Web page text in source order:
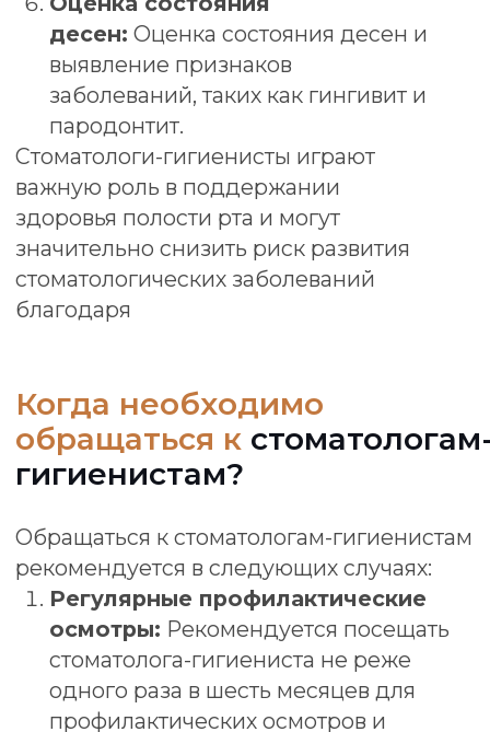
Появление зубного налета или
камня:Если вы заметили накопление
стоматолог-гигиенист сможет
провести профессиональную чистку
и дать рекомендации по уходу.
Обучение гигиене полости
рта:Если вы хотите улучшить свои
навыки гигиены полости рта,
вас правильной технике чистки зубов,
использованию зубной нити и другим
методам ухода.
неприятный запах изо рта:
помочь выявить причины и
предложить решения.
Планирование
беременности:Женщинам,
гигиениста для оценки состояния
десен может повлиять на
беременность.
Смена зубной щетки или
Если вы хотите получить
рекомендации по выбору зубной
щетки, зубной пасты или других
средств ухода за полостью рта,